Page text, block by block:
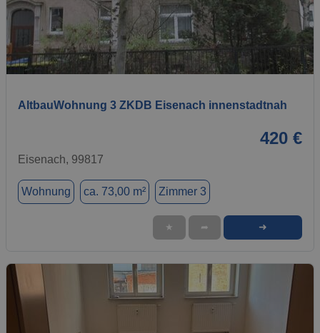
AltbauWohnung 3 ZKDB Eisenach innenstadtnah
420 €
Eisenach, 99817
Wohnung ca. 73,00 m² Zimmer 3
★ ➦ ➜